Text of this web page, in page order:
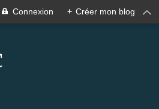
Connexion + Créer mon blog